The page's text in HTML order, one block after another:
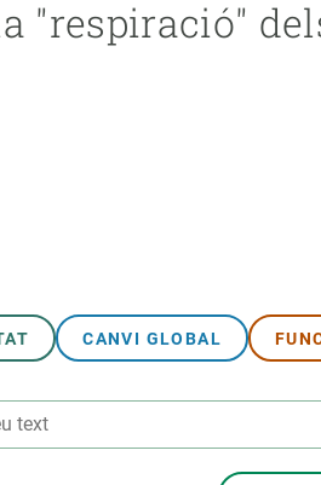
"respiració"
CANVI GLOBAL
de la terra Serveis tècnics